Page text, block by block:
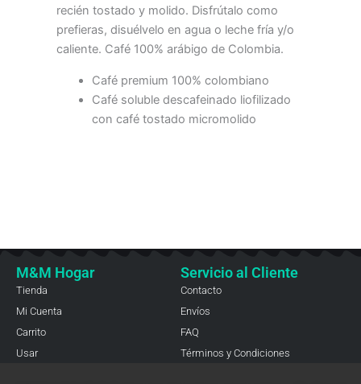
recién tostado y molido. Disfrútalo como
prefieras, disuélvelo en agua o leche fría y/o
caliente. Café 100% arábigo de Colombia.
Café premium 100% colombiano
Café soluble descafeinado liofilizado
con café tostado micromolido
M&M Hogar
Tienda
Mi Cuenta
Carrito
Usar
Servicio al Cliente
Contacto
Envíos
FAQ
Términos y Condiciones